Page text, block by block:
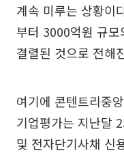
계속 미루는 상황이
부터 3000억원 규
결렬된 것으로 전해
여기에 콘텐트리중
기업평가는 지난달
및 전자단기사채 신